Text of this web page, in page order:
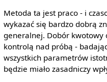
Metoda ta jest praco - i
wykazać się bardzo dobrą
generalnej. Dobór kwotowy
kontrolą nad próbą -
wszystkich parametrów
będzie miało zasadniczy